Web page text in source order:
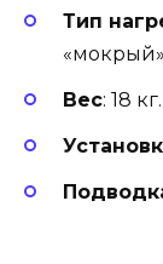
Тип
Вес: 18 кг.